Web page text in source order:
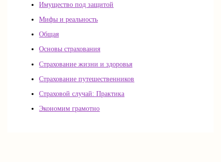
Имущество под защитой
Мифы и реальность
Общая
Основы страхования
Страхование жизни и здоровья
Страхование путешественников
Страховой случай: Практика
Экономим грамотно